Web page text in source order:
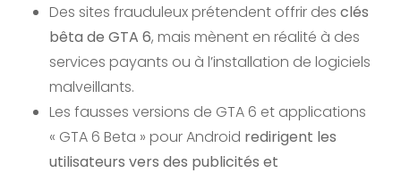
Des sites frauduleux prétendent offrir des clés
bêta de GTA 6, mais mènent en réalité à des
services payants ou à l’installation de logiciels
malveillants.
Les fausses versions de GTA 6 et applications
« GTA 6 Beta » pour Android redirigent les
utilisateurs vers des publicités et